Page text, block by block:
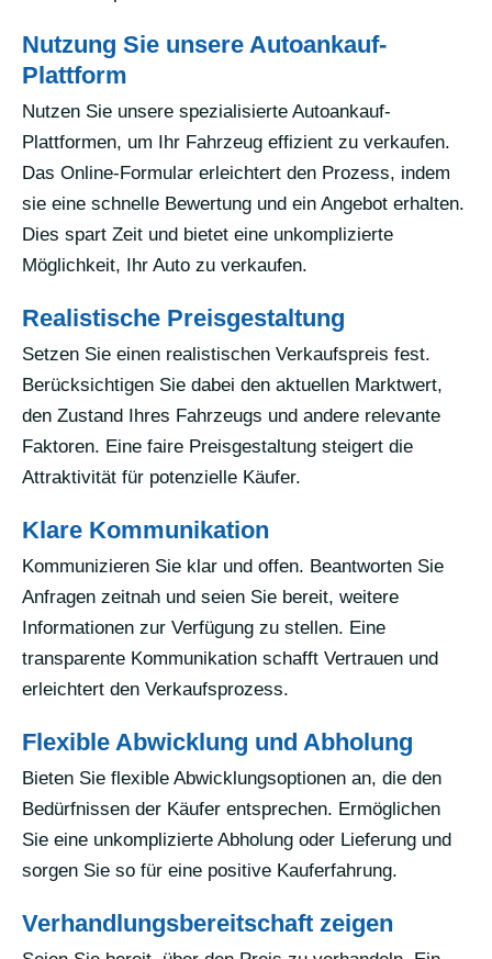
Nutzung Sie unsere Autoankauf-
Plattform
Nutzen Sie unsere spezialisierte Autoankauf-
Plattformen, um Ihr Fahrzeug effizient zu verkaufen.
Das Online-Formular erleichtert den Prozess, indem
sie eine schnelle Bewertung und ein Angebot erhalten.
Dies spart Zeit und bietet eine unkomplizierte
Möglichkeit, Ihr Auto zu verkaufen.
Realistische Preisgestaltung
Setzen Sie einen realistischen Verkaufspreis fest.
Berücksichtigen Sie dabei den aktuellen Marktwert,
den Zustand Ihres Fahrzeugs und andere relevante
Faktoren. Eine faire Preisgestaltung steigert die
Attraktivität für potenzielle Käufer.
Klare Kommunikation
Kommunizieren Sie klar und offen. Beantworten Sie
Anfragen zeitnah und seien Sie bereit, weitere
Informationen zur Verfügung zu stellen. Eine
transparente Kommunikation schafft Vertrauen und
erleichtert den Verkaufsprozess.
Flexible Abwicklung und Abholung
Bieten Sie flexible Abwicklungsoptionen an, die den
Bedürfnissen der Käufer entsprechen. Ermöglichen
Sie eine unkomplizierte Abholung oder Lieferung und
sorgen Sie so für eine positive Kauferfahrung.
Verhandlungsbereitschaft zeigen